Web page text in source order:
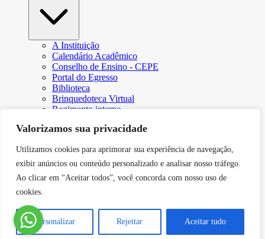
Valorizamos sua privacidade
Utilizamos cookies para aprimorar sua experiência de navegação,
exibir anúncios ou conteúdo personalizado e analisar nosso tráfego.
Ao clicar em “Aceitar todos”, você concorda com nosso uso de
cookies.
Personalizar Rejeitar Aceitar tudo
A Instituição
Calendário Acadêmico
Conselho de Ensino - CEPE
Portal do Egresso
Biblioteca
Brinquedoteca Virtual
Regimento interno
Resoluções e Portarias
CPA – Comissão Própria de Avaliação
Núcleo de Apoio Psicopedagógico
Programa de Iniciação Científica da Faculdade Futura
Núcleo de Arte e Cultura
Serviços